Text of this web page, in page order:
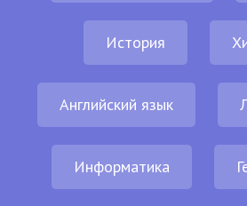
История
Английский язык
Информатика